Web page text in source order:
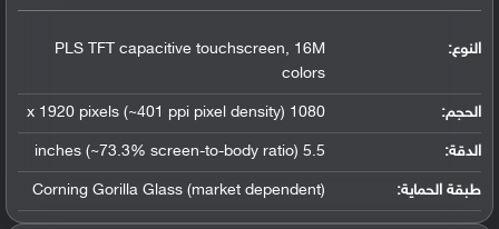
النوع:
PLS TFT capacitive touchscreen, 16M
colors
الحجم: 1080 x 1920 pixels (~401 ppi pixel density)
الدقة: 5.5 inches (~73.3% screen-to-body ratio)
طبقة الحماية: Corning Gorilla Glass (market dependent)